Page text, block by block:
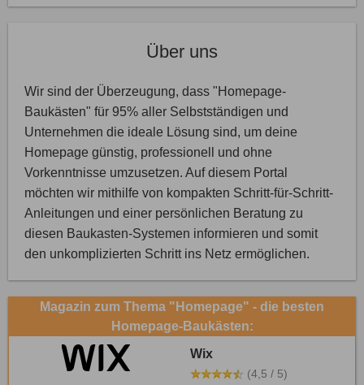
Über uns
Wir sind der Überzeugung, dass "Homepage-
Baukästen" für 95% aller Selbstständigen und
Unternehmen die ideale Lösung sind, um deine
Homepage günstig, professionell und ohne
Vorkenntnisse umzusetzen. Auf diesem Portal
möchten wir mithilfe von kompakten Schritt-für-Schritt-
Anleitungen und einer persönlichen Beratung zu
diesen Baukasten-Systemen informieren und somit
den unkomplizierten Schritt ins Netz ermöglichen.
Magazin zum Thema "Homepage" - die besten
Homepage-Baukästen:
Wix
(4,5 / 5)